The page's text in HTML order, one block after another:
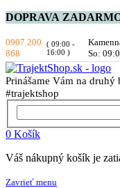
DOPRAVA
0907 200
868
( 09:00 -
16:00 )
So:
Prinášame Vám na
#trajektshop
0 Košík
Váš nákupný košík je
Zavrieť menu